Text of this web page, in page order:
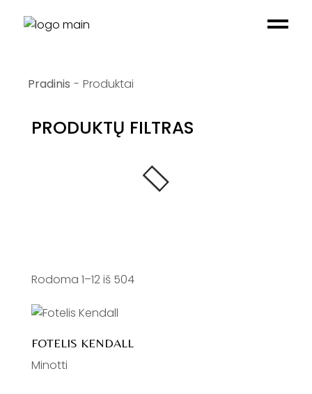
Produktai
Rodoma 1–12 iš 504
FOTELIS KENDALL
Minotti
PRODUKTŲ FILTRAS